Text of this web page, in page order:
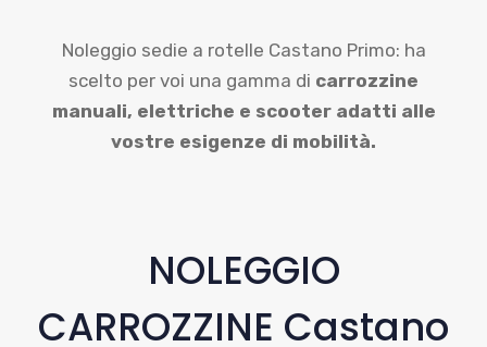
Noleggio sedie a rotelle Castano Primo: ha
scelto per voi una gamma di carrozzine
manuali, elettriche e scooter adatti alle
vostre esigenze di mobilità.
NOLEGGIO
CARROZZINE Castano